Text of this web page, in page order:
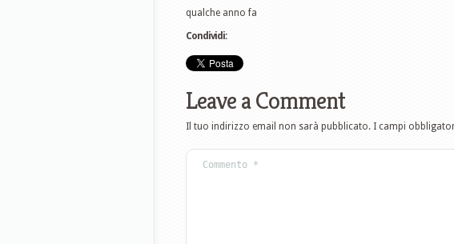
qualche anno fa
Condividi:
Leave a Comment
Il tuo indirizzo email non sarà pubblicato. I campi